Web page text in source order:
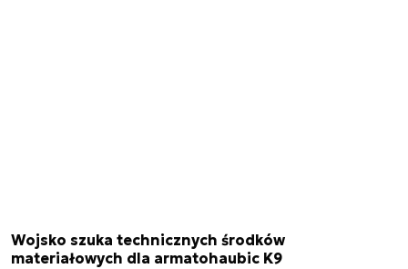
Wojsko szuka technicznych środków
materiałowych dla armatohaubic K9